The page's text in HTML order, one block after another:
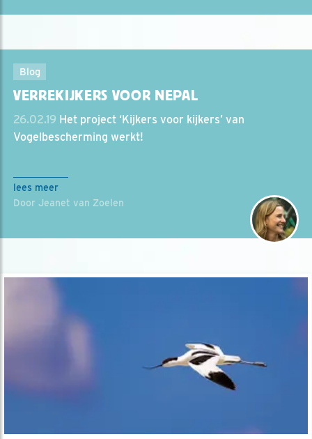
Blog
VERREKIJKERS VOOR NEPAL
26.02.19 Het project ‘Kijkers voor kijkers’ van
Vogelbescherming werkt!
lees meer
Door Jeanet van Zoelen